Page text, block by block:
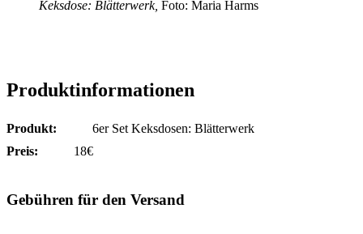
Keksdose: Blätterwerk, Foto: Maria Harms
Produktinformationen
Produkt:
6er Set Keksdosen: Blätterwerk
Preis:
18€
Gebühren für den Versand